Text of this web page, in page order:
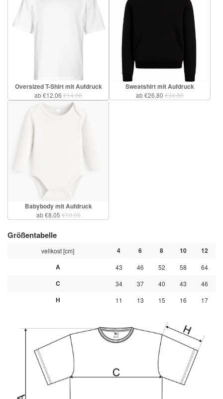
Oversized T-Shirt mit Aufdruck
ab €12,06 €14,06
Sweatshirt mit Aufdruck
ab €26,80 €34,80
Babybody mit Aufdruck
ab €8,05€10,05
Größentabelle
velikost [cm] 4 6 8 10
12
A
43 46 52 58 64
C 34 37 40 43 46
H 11 13 15 16 17